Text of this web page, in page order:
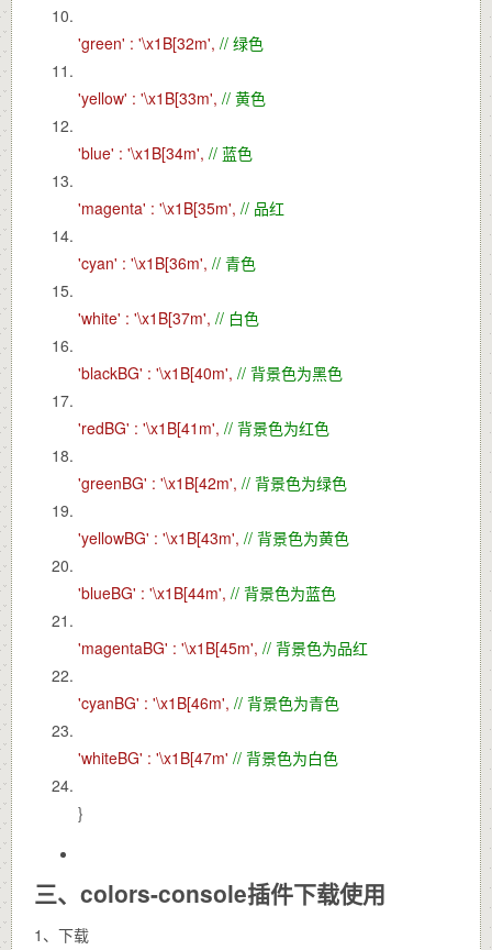
'green' : '\x1B[32m', // 绿色
'yellow' : '\x1B[33m', // 黄色
'blue' : '\x1B[34m', // 蓝色
'magenta' : '\x1B[35m', // 品红
'cyan' : '\x1B[36m', // 青色
'white' : '\x1B[37m', // 白色
'blackBG' : '\x1B[40m', // 背景色为黑色
'redBG' : '\x1B[41m', // 背景色为红色
'greenBG' : '\x1B[42m', // 背景色为绿色
'yellowBG' : '\x1B[43m', // 背景色为黄色
'blueBG' : '\x1B[44m', // 背景色为蓝色
'magentaBG' : '\x1B[45m', // 背景色为品红
'cyanBG' : '\x1B[46m', // 背景色为青色
'whiteBG' : '\x1B[47m' // 背景色为白色
}
三、colors-console插件下载使用
1、下载